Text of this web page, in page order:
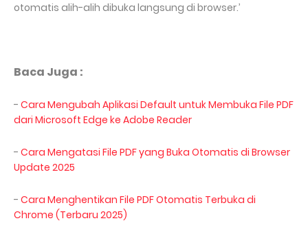
otomatis alih-alih dibuka langsung di browser.’
Baca Juga :
- Cara Mengubah Aplikasi Default untuk Membuka File PDF
dari Microsoft Edge ke Adobe Reader
- Cara Mengatasi File PDF yang Buka Otomatis di Browser
Update 2025
- Cara Menghentikan File PDF Otomatis Terbuka di
Chrome (Terbaru 2025)